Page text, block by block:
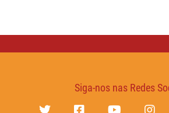
Siga-nos nas Redes